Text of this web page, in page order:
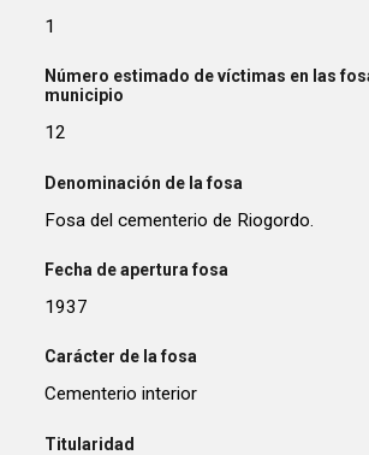
1
Número estimado de víctimas en las
municipio
12
Denominación de la fosa
Fosa del cementerio de Riogordo.
Fecha de apertura fosa
1937
Carácter de la fosa
Cementerio interior
Titularidad